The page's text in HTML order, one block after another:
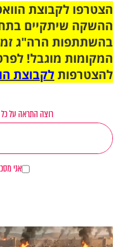
ההשקה שיתקיים
בהשתתפות הרה"ג
המקומות מוגבל!
להצטרפותלקבוצת
רוצה התראה על כל
אני